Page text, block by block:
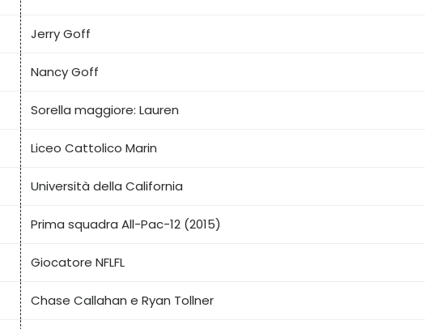
Jerry Goff
Nancy Goff
Sorella maggiore: Lauren
Liceo Cattolico Marin
Università della California
Prima squadra All-Pac-12 (2015)
Giocatore NFLFL
Chase Callahan e Ryan Tollner